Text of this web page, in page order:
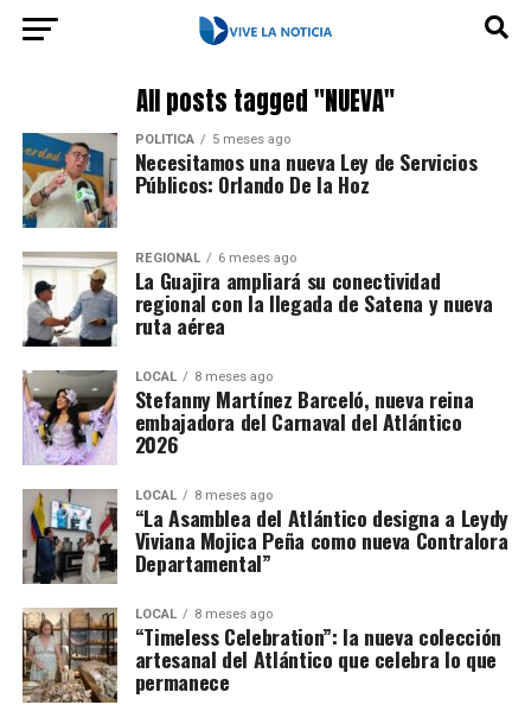
All posts tagged "NUEVA"
POLÍTICA 5 meses ago
Necesitamos una nueva Ley de Servicios
Públicos: Orlando De la Hoz
REGIONAL 6 meses ago
La Guajira ampliará su conectividad
regional con la llegada de Satena y nueva
ruta aérea
LOCAL 8 meses ago
Stefanny Martínez Barceló, nueva reina
embajadora del Carnaval del Atlántico
2026
LOCAL 8 meses ago
“La Asamblea del Atlántico designa a Leydy
Viviana Mojica Peña como nueva Contralora
Departamental”
LOCAL 8 meses ago
“Timeless Celebration”: la nueva colección
artesanal del Atlántico que celebra lo que
permanece